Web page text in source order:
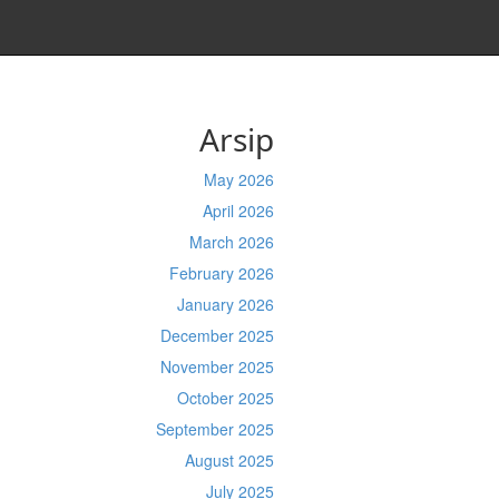
Arsip
May 2026
April 2026
March 2026
February 2026
January 2026
December 2025
November 2025
October 2025
September 2025
August 2025
July 2025